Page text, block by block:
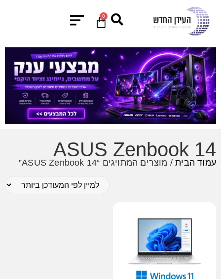
0
ASUS Zenbook 14
עמוד הבית/ מוצרים המתויגים “ASUS Zenbook 14”